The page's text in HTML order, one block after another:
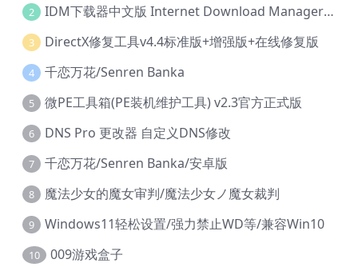
2 IDM下载器中文版 Internet Download Manager v6.42.36 IDM
3 DirectX修复工具v4.4标准版+增强版+在线修复版
4 千恋万花/Senren Banka
5 微PE工具箱(PE装机维护工具) v2.3官方正式版
6 DNS Pro 更改器 自定义DNS修改
7 千恋万花/Senren Banka/安卓版
8 魔法少女的魔女审判/魔法少女ノ魔女裁判
9 Windows11轻松设置/强力禁止WD等/兼容Win10
10 009游戏盒子